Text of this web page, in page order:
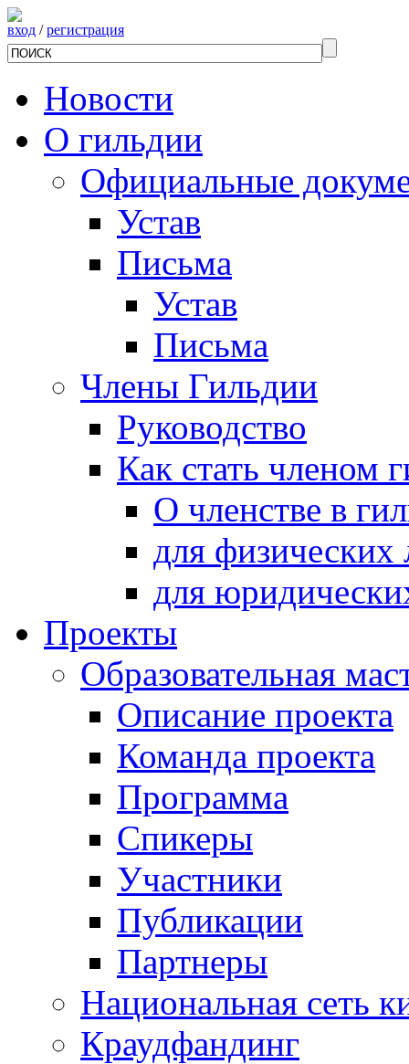
вход /регистрация
Новости
О гильдии
Официальные
Устав
Письма
Устав
Письма
Члены Гильдии
Руководство
Как стать членом
О членстве в
для физических
для
Проекты
Образовательная
Описание проекта
Команда проекта
Программа
Спикеры
Участники
Публикации
Партнеры
Национальная сеть
Краудфандинг